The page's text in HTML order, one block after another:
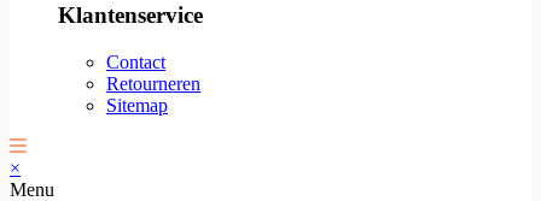
Klantenservice
Contact
Retourneren
Sitemap
×
Menu